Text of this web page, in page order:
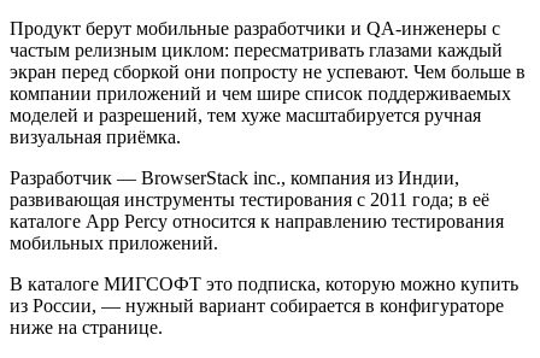
Продукт берут мобильные разработчики и QA-инженеры с
частым релизным циклом: пересматривать глазами каждый
экран перед сборкой они попросту не успевают. Чем больше в
компании приложений и чем шире список поддерживаемых
моделей и разрешений, тем хуже масштабируется ручная
визуальная приёмка.
Разработчик — BrowserStack inc., компания из Индии,
развивающая инструменты тестирования с 2011 года; в её
каталоге App Percy относится к направлению тестирования
мобильных приложений.
В каталоге МИГСОФТ это подписка, которую можно купить
из России, — нужный вариант собирается в конфигураторе
ниже на странице.